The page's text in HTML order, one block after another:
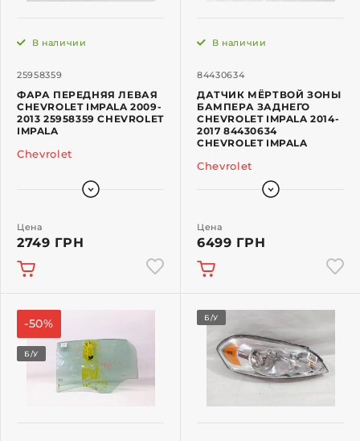
25958359
В наличии
ФАРА ПЕРЕДНЯЯ ЛЕВАЯ
CHEVROLET IMPALA 2009-
2013 25958359 CHEVROLET
IMPALA
Chevrolet
Цена
2749 ГРН
84430634
В наличии
ДАТЧИК МЁРТВОЙ ЗОНЫ
БАМПЕРА ЗАДНЕГО
CHEVROLET IMPALA 2014-
2017 84430634
CHEVROLET IMPALA
Chevrolet
Цена
6499 ГРН
-50%
Б/У
Б/У